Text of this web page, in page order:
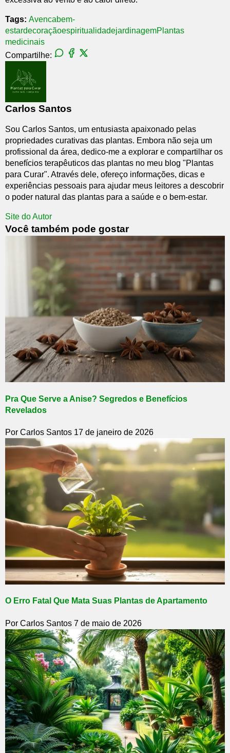
Tags: Avencabem-
estardecoraçãoespiritualidadejardinagemPlantas
medicinais
Compartilhe:
Carlos Santos
Sou Carlos Santos, um entusiasta apaixonado pelas
propriedades curativas das plantas. Embora não seja um
profissional da área, dedico-me a explorar e compartilhar os
benefícios terapêuticos das plantas no meu blog "Plantas
para Curar". Através dele, ofereço informações, dicas e
experiências pessoais para ajudar meus leitores a descobrir
o poder natural das plantas para a saúde e o bem-estar.
Site do Autor
Você também pode gostar
Pra Que Serve a Anise? Segredos e Benefícios
Revelados
Por Carlos Santos 17 de janeiro de 2026
O Erro Fatal Que Mata Suas Plantas de Apartamento
Por Carlos Santos 7 de maio de 2026